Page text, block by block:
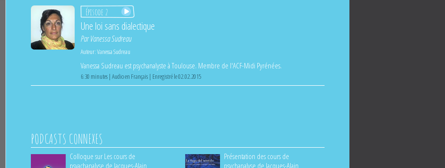
Épisode 2
Une loi sans dialectique
ParVanessa Sudreau
Auteur:Vanessa Sudreau
Vanessa Sudreau est psychanalyste à Toulouse. Membre de l'ACF-Midi Pyrénées.
6:30 minutes | Audio en Français | Enregistré le 02.02.2015
PODCASTS CONNEXES
Colloque sur Les cours de
psyachanalyse de Jacques-Alain
Présentation des cours de
psychanalyse de Jacques-Alain